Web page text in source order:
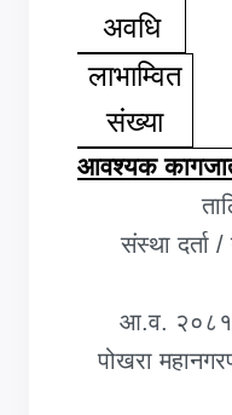
अवधि
लाभाम्वित
संख्या
आवश्यक
संस्था दर्ता
आ.व. २०८१/
पोखरा